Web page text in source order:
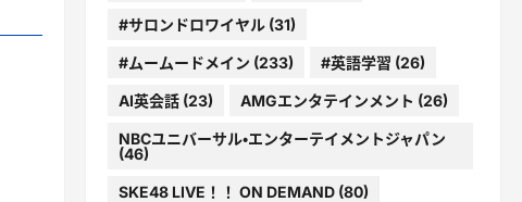
#サロンドロワイヤル(31)
#ムームードメイン (233) #英語学習 (26)
AI英会話(23) AMGエンタテインメント (26)
NBCユニバーサル・エンターテイメントジャパン
(46)
SKE48 LIVE！！ ON DEMAND(80)